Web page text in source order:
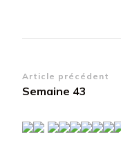
Navigation
d’article
Article précédent
Semaine 43